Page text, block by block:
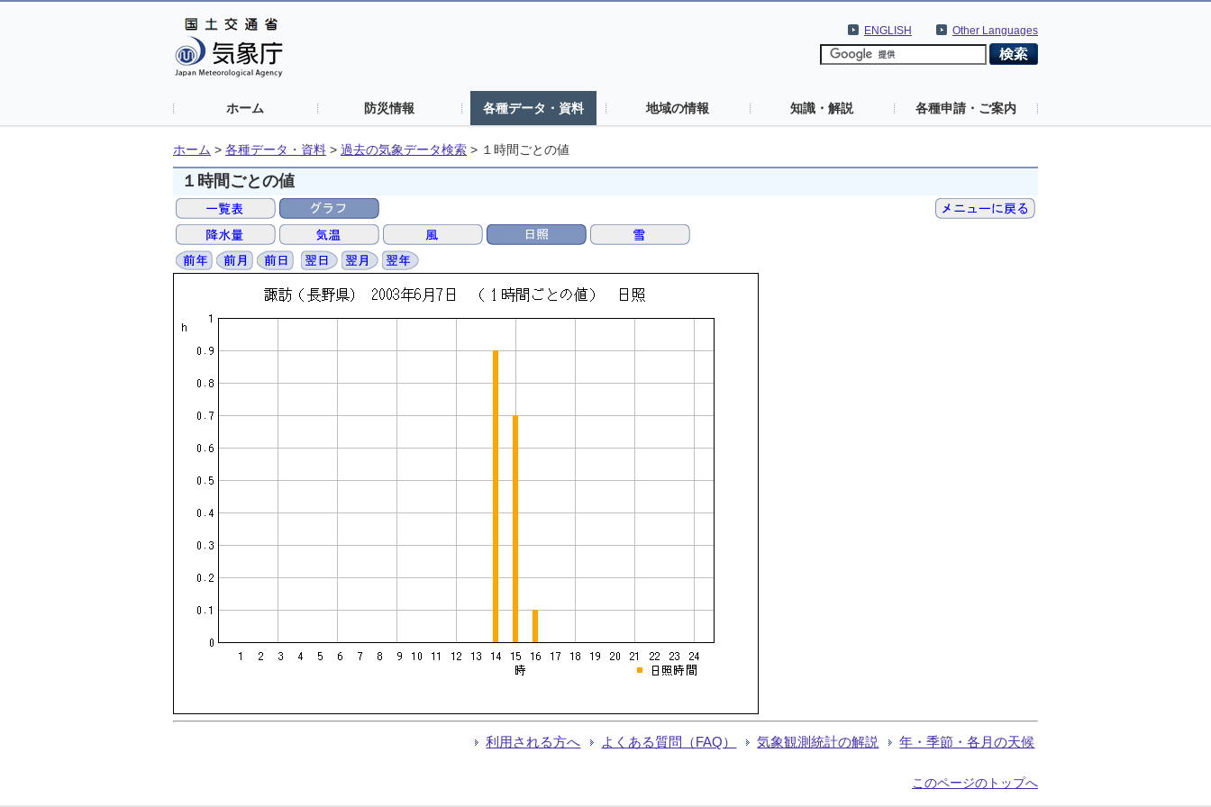
Other Languages
ENGLISH
ホーム 防災情報 各種データ・資料 地域の情報 知識・解説 各種申請・ご案内
ホーム > 各種データ・資料 > 過去の気象データ検索 > １時間ごとの値
１時間ごとの値
利用される方へ よくある質問（FAQ） 気象観測統計の解説 年・季節・各月の天候
このページのトップへ